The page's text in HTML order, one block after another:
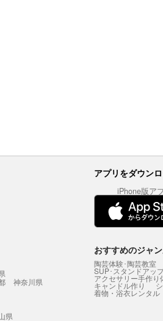
アプリをダウン
iPhone版ア
神奈川県
県
おすすめのジャ
陶芸体験･陶芸教室
SUP･スタンドアッ
アクセサリー手作り
キャンドル作り
着物・浴衣レンタル